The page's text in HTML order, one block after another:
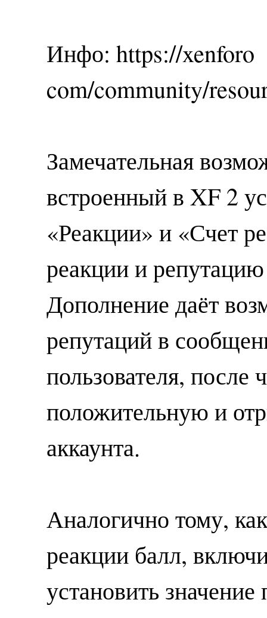
Инфо: https://xenforo
com/community/
Замечательная
встроенный в XF 2
«Реакции» и «Счет
реакции и
Дополнение даёт
репутаций в
пользователя, после
положительную и
аккаунта.
Аналогично тому,
реакции балл,
установить